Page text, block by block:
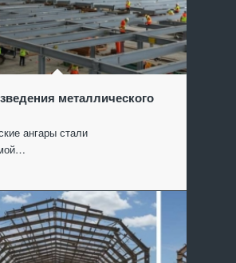
металлического
ангары стали